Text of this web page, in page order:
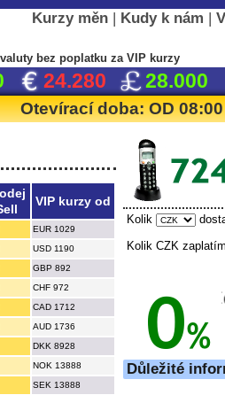
Kurzy měn| Kudy k nám |
bez poplatku za VIP kurzy
24.280 28.000
Otevírací doba: OD
VIP kurzy od
EUR 1029
USD 1190
GBP 892
CHF 972
CAD 1712
AUD 1736
DKK 8928
NOK 13888
SEK 13888
Kolik
Kolik CZK
Důležité